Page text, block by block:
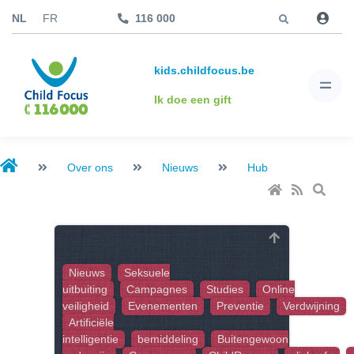
NL FR 116 000
kids.childfocus.be
Ik doe een gift
Over ons Nieuws Hub
Nieuws
Seksuele
uitbuiting
Campagnes Studies
Online
veiligheid
Evenementen Preventie
Verdwijning
Artificiële
intelligentie
bemiddeling
Buitengewoon